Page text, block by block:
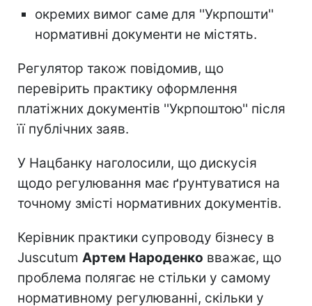
окремих вимог саме для ''Укрпошти''
нормативні документи не містять.
Регулятор також повідомив, що
перевірить практику оформлення
платіжних документів ''Укрпоштою'' після
її публічних заяв.
У Нацбанку наголосили, що дискусія
щодо регулювання має ґрунтуватися на
точному змісті нормативних документів.
Керівник практики супроводу бізнесу в
Juscutum Артем Народенко вважає, що
проблема полягає не стільки у самому
нормативному регулюванні, скільки у